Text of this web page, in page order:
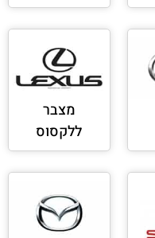
מצבר
ללקסוס